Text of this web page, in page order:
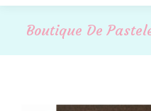
Boutique De